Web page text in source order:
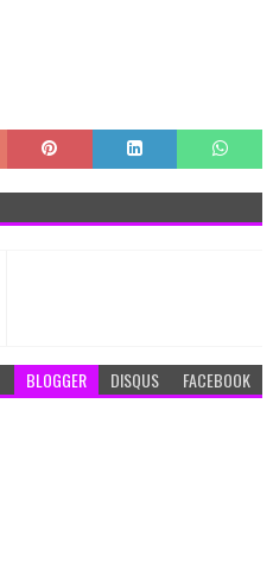
BLOGGER DISQUS FACEBOOK